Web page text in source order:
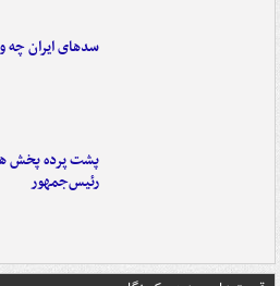
سدهای ایران چه
پشت پرده پخش
رئیس‌جمهور